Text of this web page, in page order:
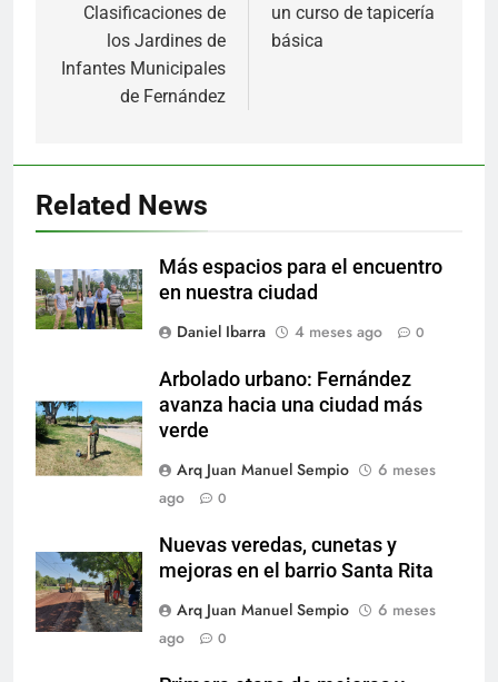
Clasificaciones de
los Jardines de
Infantes Municipales
de Fernández
un curso de tapicería
básica
Related News
Más espacios para el encuentro
en nuestra ciudad
Daniel Ibarra
4 meses ago 0
Arbolado urbano: Fernández
avanza hacia una ciudad más
verde
Arq Juan Manuel Sempio
6 meses
ago
0
Nuevas veredas, cunetas y
mejoras en el barrio Santa Rita
Arq Juan Manuel Sempio
6 meses
ago
0